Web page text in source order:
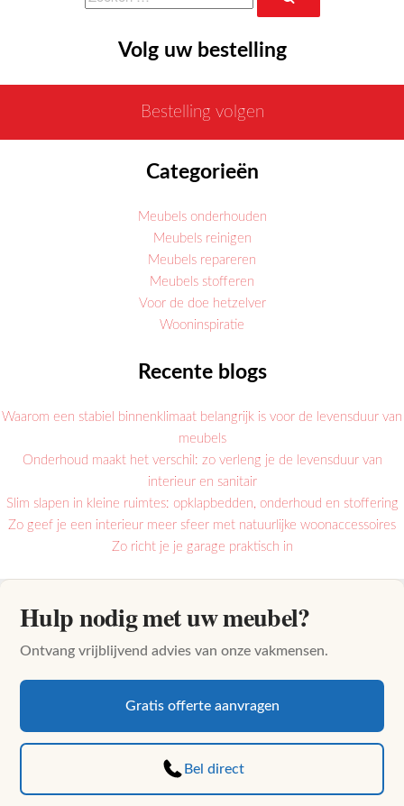
naar:
Volg uw bestelling
Bestelling volgen
Categorieën
Meubels onderhouden
Meubels reinigen
Meubels repareren
Meubels stofferen
Voor de doe hetzelver
Wooninspiratie
Recente blogs
Waarom een stabiel binnenklimaat belangrijk is voor de levensduur van
meubels
Onderhoud maakt het verschil: zo verleng je de levensduur van
interieur en sanitair
Slim slapen in kleine ruimtes: opklapbedden, onderhoud en stoffering
Zo geef je een interieur meer sfeer met natuurlijke woonaccessoires
Zo richt je je garage praktisch in
Hulp nodig met uw meubel?
Ontvang vrijblijvend advies van onze vakmensen.
Gratis offerte aanvragen
Bel direct